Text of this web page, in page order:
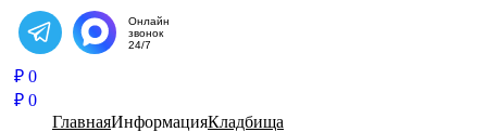
Написать в Telegram
Онлайн
звонок
24/7
₽ 0
₽ 0
ГлавнаяИнформацияКладбища